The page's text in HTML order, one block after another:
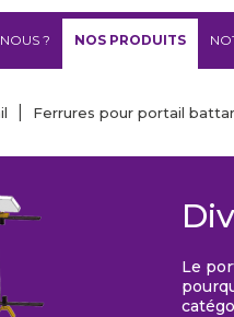
? NOS PRODUITS
Ferrures pour portail
Le